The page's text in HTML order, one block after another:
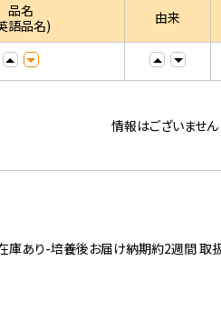
品名
語品名)
由来
情報はございません
あり-培養後お届け納期約2週間 取扱